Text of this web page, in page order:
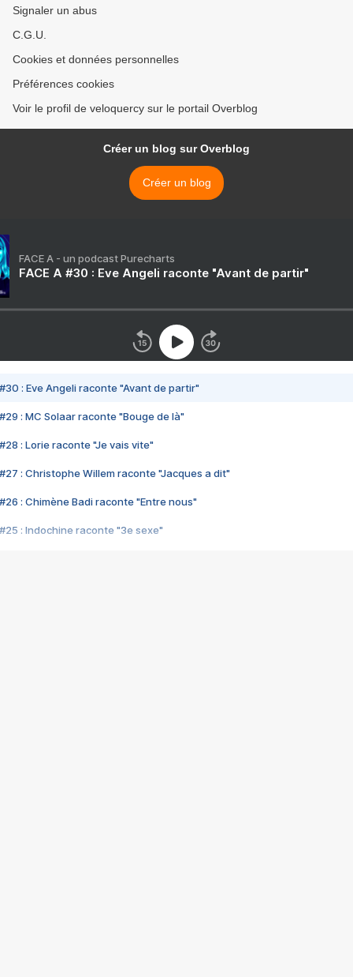
Signaler un abus
C.G.U.
Cookies et données personnelles
Préférences cookies
Voir le profil de veloquercy sur le portail Overblog
Créer un blog sur Overblog
Créer un blog
FACE A - un podcast Purecharts
FACE A #30 : Eve Angeli raconte "Avant de partir"
#30 : Eve Angeli raconte "Avant de partir"
#29 : MC Solaar raconte "Bouge de là"
#28 : Lorie raconte "Je vais vite"
#27 : Christophe Willem raconte "Jacques a dit"
#26 : Chimène Badi raconte "Entre nous"
#25 : Indochine raconte "3e sexe"